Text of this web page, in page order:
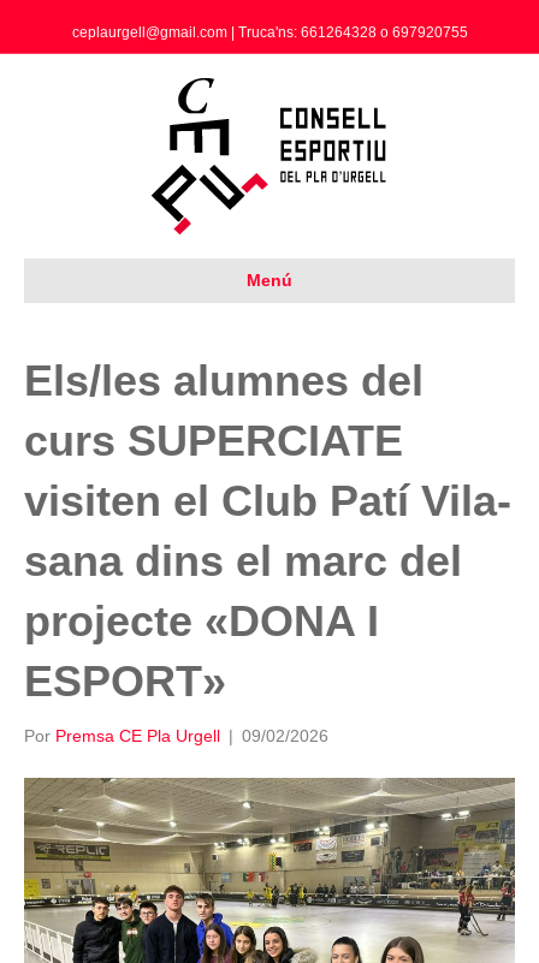
ceplaurgell@gmail.com | Truca'ns: 661264328 o 697920755
Menú
Els/les alumnes del
curs SUPERCIATE
visiten el Club Patí Vila-
sana dins el marc del
projecte «DONA I
ESPORT»
Por Premsa CE Pla Urgell | 09/02/2026